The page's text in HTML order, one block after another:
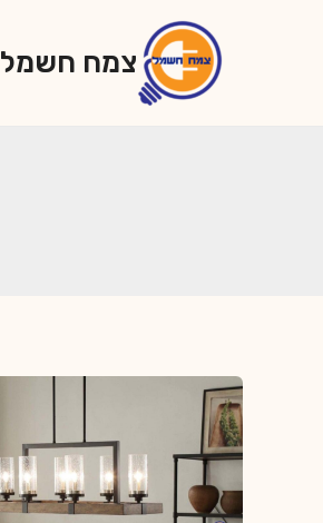
צמח חשמל